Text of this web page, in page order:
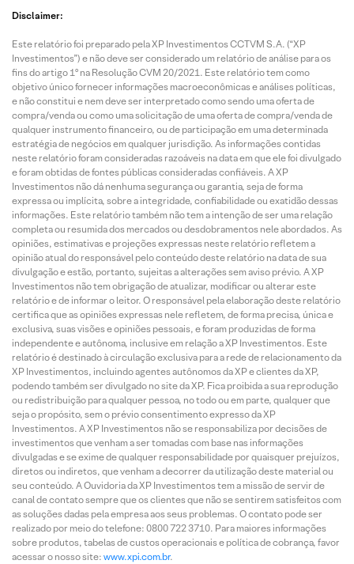
Disclaimer:
Este relatório foi preparado pela XP Investimentos CCTVM S.A. (“XP
Investimentos”) e não deve ser considerado um relatório de análise para os
fins do artigo 1º na Resolução CVM 20/2021. Este relatório tem como
objetivo único fornecer informações macroeconômicas e análises políticas,
e não constitui e nem deve ser interpretado como sendo uma oferta de
compra/venda ou como uma solicitação de uma oferta de compra/venda de
qualquer instrumento financeiro, ou de participação em uma determinada
estratégia de negócios em qualquer jurisdição. As informações contidas
neste relatório foram consideradas razoáveis na data em que ele foi divulgado
e foram obtidas de fontes públicas consideradas confiáveis. A XP
Investimentos não dá nenhuma segurança ou garantia, seja de forma
expressa ou implícita, sobre a integridade, confiabilidade ou exatidão dessas
informações. Este relatório também não tem a intenção de ser uma relação
completa ou resumida dos mercados ou desdobramentos nele abordados. As
opiniões, estimativas e projeções expressas neste relatório refletem a
opinião atual do responsável pelo conteúdo deste relatório na data de sua
divulgação e estão, portanto, sujeitas a alterações sem aviso prévio. A XP
Investimentos não tem obrigação de atualizar, modificar ou alterar este
relatório e de informar o leitor. O responsável pela elaboração deste relatório
certifica que as opiniões expressas nele refletem, de forma precisa, única e
exclusiva, suas visões e opiniões pessoais, e foram produzidas de forma
independente e autônoma, inclusive em relação a XP Investimentos. Este
relatório é destinado à circulação exclusiva para a rede de relacionamento da
XP Investimentos, incluindo agentes autônomos da XP e clientes da XP,
podendo também ser divulgado no site da XP. Fica proibida a sua reprodução
ou redistribuição para qualquer pessoa, no todo ou em parte, qualquer que
seja o propósito, sem o prévio consentimento expresso da XP
Investimentos. A XP Investimentos não se responsabiliza por decisões de
investimentos que venham a ser tomadas com base nas informações
divulgadas e se exime de qualquer responsabilidade por quaisquer prejuízos,
diretos ou indiretos, que venham a decorrer da utilização deste material ou
seu conteúdo. A Ouvidoria da XP Investimentos tem a missão de servir de
canal de contato sempre que os clientes que não se sentirem satisfeitos com
as soluções dadas pela empresa aos seus problemas. O contato pode ser
realizado por meio do telefone: 0800 722 3710. Para maiores informações
sobre produtos, tabelas de custos operacionais e política de cobrança, favor
acessar o nosso site: www.xpi.com.br.